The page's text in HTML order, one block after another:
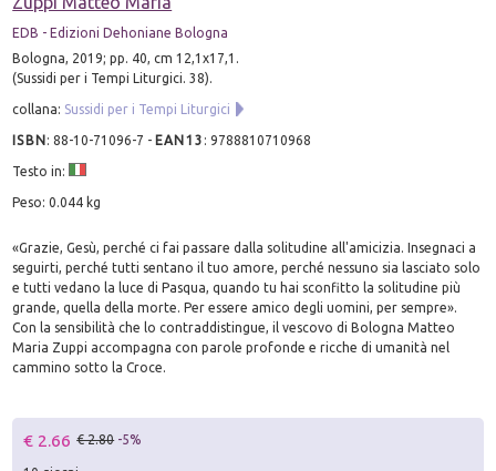
EDB - Edizioni Dehoniane Bologna
Bologna, 2019; pp. 40, cm 12,1x17,1.
(Sussidi per i Tempi Liturgici. 38).
collana: Sussidi per i Tempi Liturgici
ISBN:88-10-71096-7 - EAN13 :9788810710968
Testo in:
Peso: 0.044 kg
«Grazie, Gesù, perché ci fai passare dalla solitudine all'amicizia. Insegnaci a
seguirti, perché tutti sentano il tuo amore, perché nessuno sia lasciato solo
e tutti vedano la luce di Pasqua, quando tu hai sconfitto la solitudine più
grande, quella della morte. Per essere amico degli uomini, per sempre».
Con la sensibilità che lo contraddistingue, il vescovo di Bologna Matteo
Maria Zuppi accompagna con parole profonde e ricche di umanità nel
cammino sotto la Croce.
€ 2.66 € 2.80 -5%